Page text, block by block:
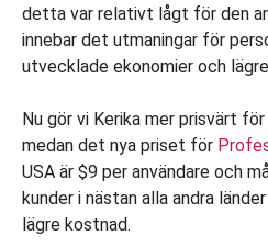
detta var relativt lågt för den
innebar det utmaningar för
utvecklade ekonomier och
Nu gör vi Kerika mer prisvärt
medan det nya priset för
USA är $9 per användare och
kunder i nästan alla andra
lägre kostnad.